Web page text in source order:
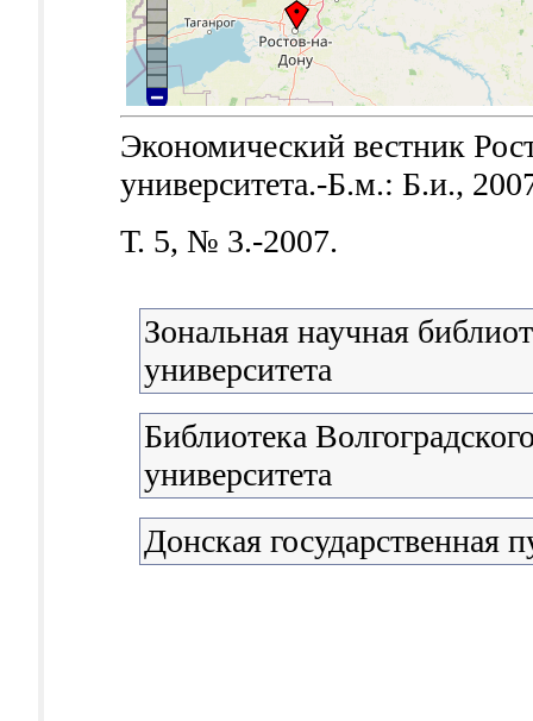
Экономический вестник
университета.-Б.м.: Б.и.,
Т. 5, № 3.-2007.
Зональная научная
университета
Библиотека
университета
Донская государственная